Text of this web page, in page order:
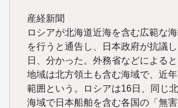
産経新聞
ロシアが北海道近海を含む広範な
を行うと通告し、日本政府が抗議
日、分かった。外務省などによる
地域は北方領土も含む海域で、近
範囲という。ロシアは16日、同じ
海域で日本船舶を含む各国の「無